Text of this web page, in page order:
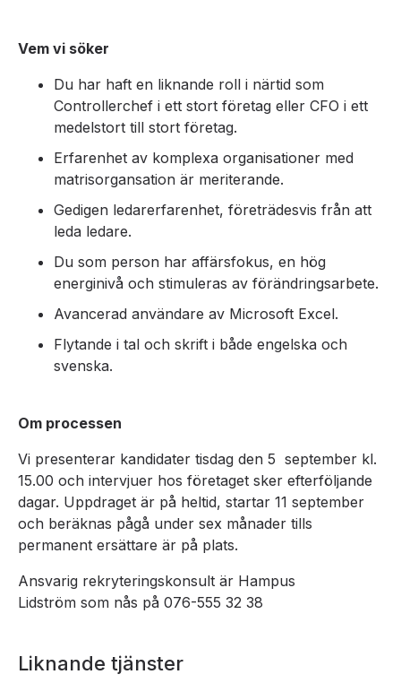
Vem vi söker
Du har haft en liknande roll i närtid som
Controllerchef i ett stort företag eller CFO i ett
medelstort till stort företag.
Erfarenhet av komplexa organisationer med
matrisorgansation är meriterande.
Gedigen ledarerfarenhet, företrädesvis från att
leda ledare.
Du som person har affärsfokus, en hög
energinivå och stimuleras av förändringsarbete.
Avancerad användare av Microsoft Excel.
Flytande i tal och skrift i både engelska och
svenska.
Om processen
Vi presenterar kandidater tisdag den 5 september kl.
15.00 och intervjuer hos företaget sker efterföljande
dagar. Uppdraget är på heltid, startar 11 september
och beräknas pågå under sex månader tills
permanent ersättare är på plats.
Ansvarig rekryteringskonsult är Hampus
Lidström som nås på 076-555 32 38
Liknande tjänster